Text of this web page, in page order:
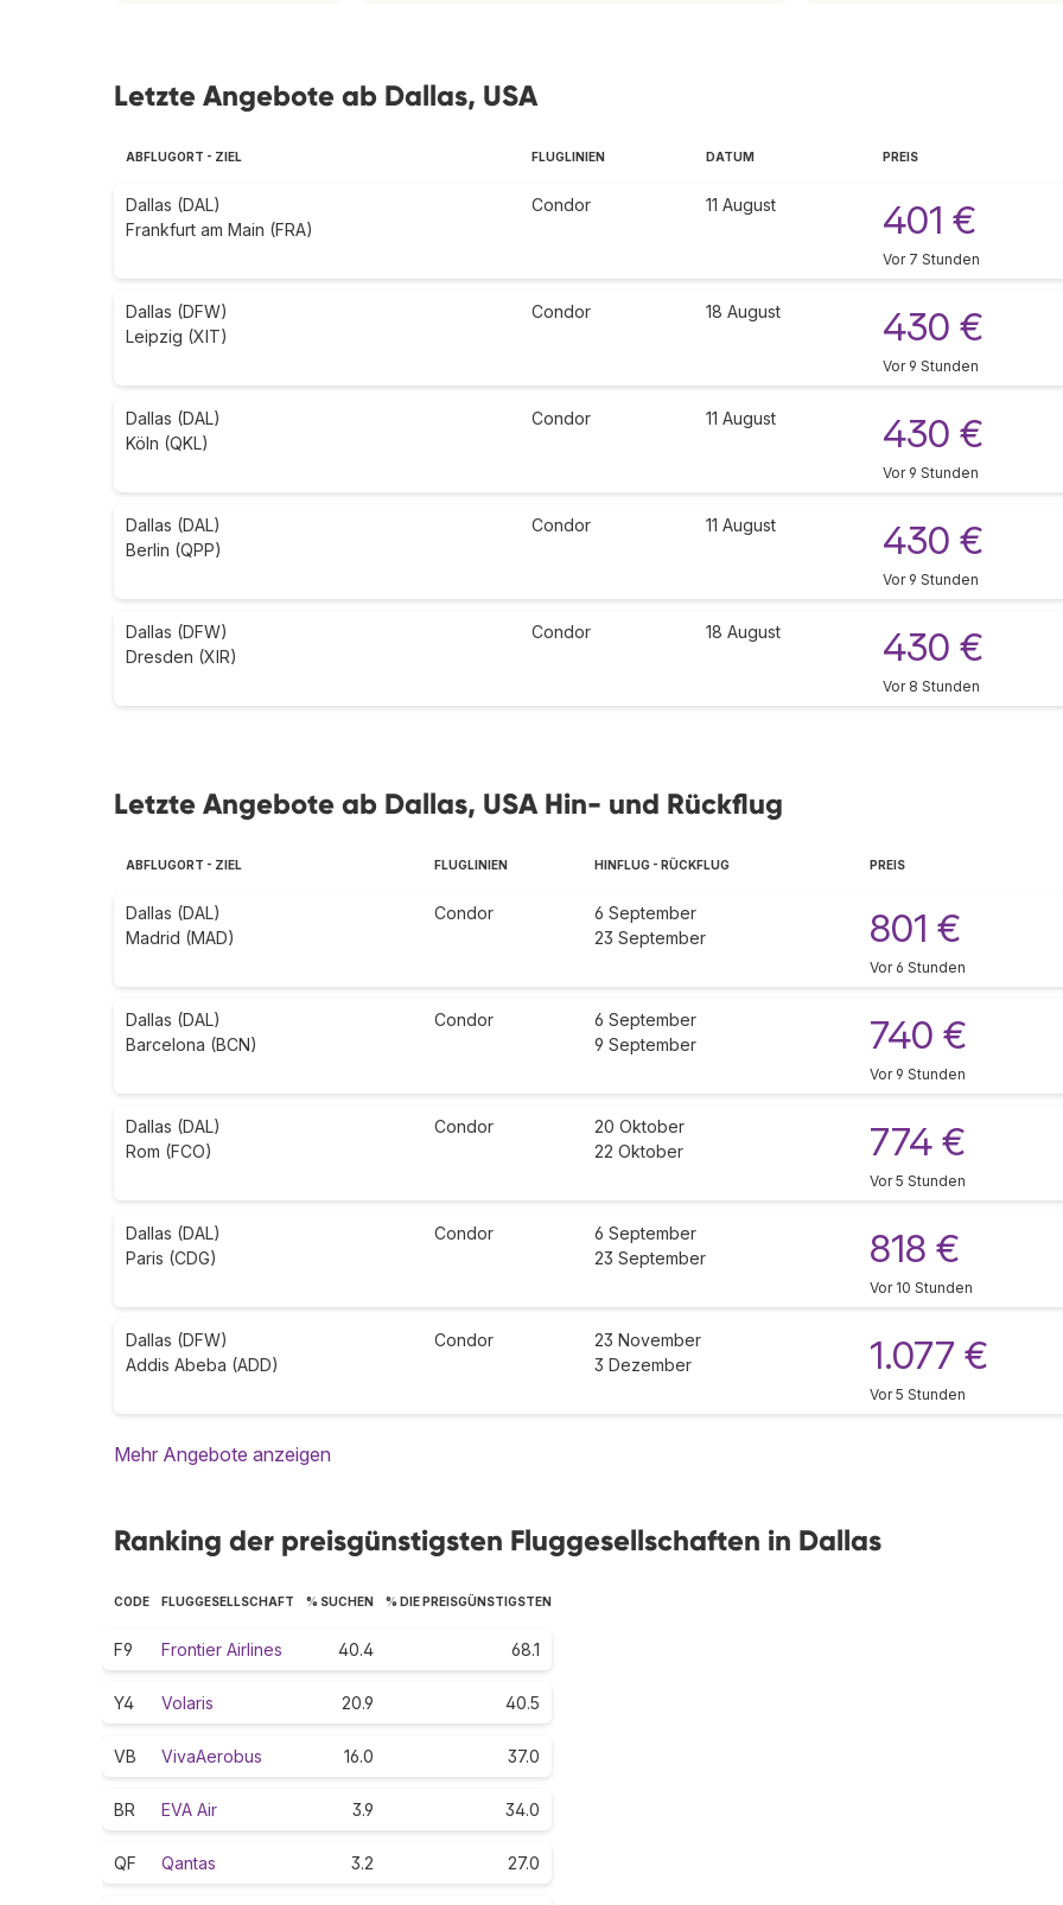
Letzte Angebote ab Dallas, USA
ABFLUGORT - ZIEL FLUGLINIEN DATUM PREIS
Dallas (DAL)
Frankfurt am Main (FRA)
Condor 11 August 401 €
Vor 7 Stunden
Dallas (DFW)
Leipzig (XIT)
Condor 18 August 430 €
Vor 9 Stunden
Dallas (DAL)
Köln (QKL)
Condor 11 August 430 €
Vor 9 Stunden
Dallas (DAL)
Berlin (QPP)
Condor 11 August 430 €
Vor 9 Stunden
Dallas (DFW)
Dresden (XIR)
Condor 18 August 430 €
Vor 8 Stunden
Letzte Angebote ab Dallas, USA Hin- und Rückflug
ABFLUGORT - ZIEL FLUGLINIEN HINFLUG - RÜCKFLUG PREIS
Dallas (DAL)
Madrid (MAD)
Condor
6 September
23 September
801 €
Vor 6 Stunden
Dallas (DAL)
Barcelona (BCN)
Condor
6 September
9 September
740 €
Vor 9 Stunden
Dallas (DAL)
Rom (FCO)
Condor
20 Oktober
22 Oktober
774 €
Vor 5 Stunden
Dallas (DAL)
Paris (CDG)
Condor
6 September
23 September
818 €
Vor 10 Stunden
Dallas (DFW)
Addis Abeba (ADD)
Condor
23 November
3 Dezember
1.077 €
Vor 5 Stunden
Mehr Angebote anzeigen
Ranking der preisgünstigsten Fluggesellschaften in Dallas
CODE FLUGGESELLSCHAFT % SUCHEN % DIE PREISGÜNSTIGSTEN
F9 Frontier Airlines 40.4 68.1
Y4 Volaris 20.9 40.5
VB VivaAerobus 16.0 37.0
BR EVA Air 3.9 34.0
QF Qantas 3.2 27.0